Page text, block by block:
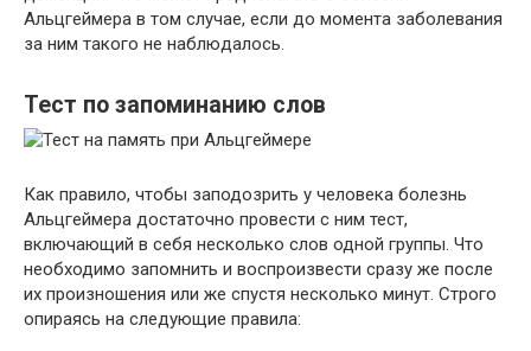
Альцгеймера в том случае, если до момента заболевания
за ним такого не наблюдалось.
Тест по запоминанию слов
Как правило, чтобы заподозрить у человека болезнь
Альцгеймера достаточно провести с ним тест,
включающий в себя несколько слов одной группы. Что
необходимо запомнить и воспроизвести сразу же после
их произношения или же спустя несколько минут. Строго
опираясь на следующие правила: